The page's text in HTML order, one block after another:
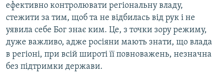
ефективно контролювати регіональну владу,
стежити за тим, щоб та не відбилась від рук і не
уявила себе Бог знає ким. Це, з точки зору режиму,
дуже важливо, адже росіяни мають знати, що влада
в регіоні, при всій широті її повноважень, незначна
без підтримки держави.